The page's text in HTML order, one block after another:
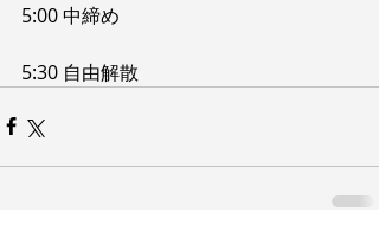
5:00 中締め
5:30 自由解散